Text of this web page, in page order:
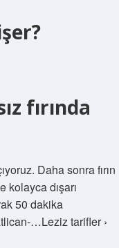
fırında
Daha sonra fırın
dışarı
50 dakika
…Leziz tarifler ›